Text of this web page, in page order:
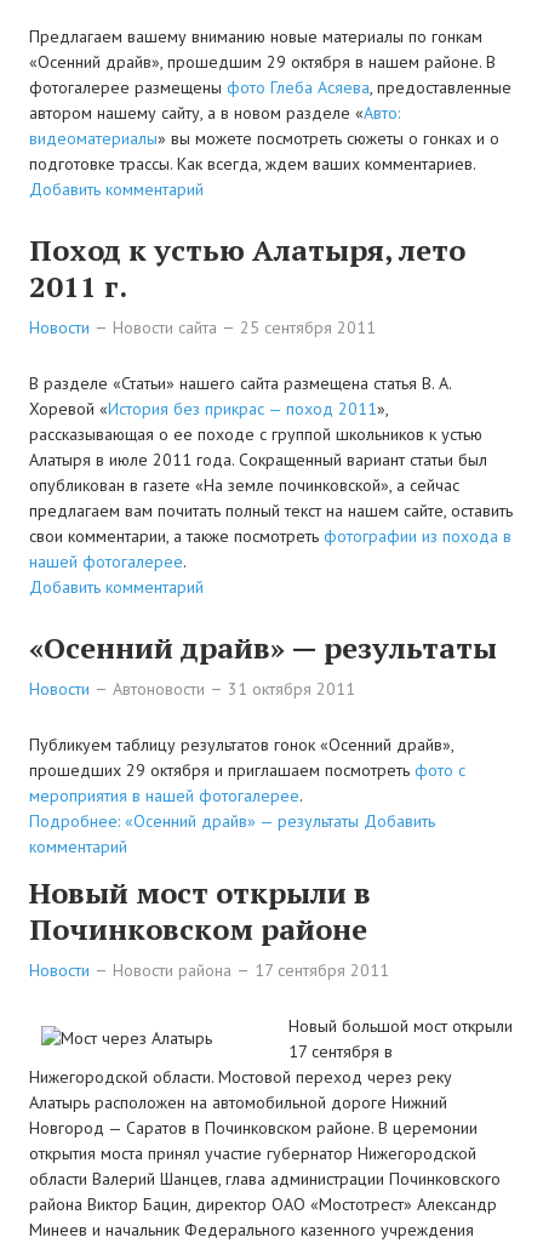
АРХИВ
Форум
Авто
Статьи
Автоновости
Авто: видеоматериалы
ПОИСК
Предлагаем вашему вниманию новые материалы по гонкам
«Осенний драйв», прошедшим 29 октября в нашем районе. В
фотогалерее размещены фото Глеба Асяева, предоставленные
автором нашему сайту, а в новом разделе «Авто:
видеоматериалы» вы можете посмотреть сюжеты о гонках и о
подготовке трассы. Как всегда, ждем ваших комментариев.
Добавить комментарий
Поход к устью Алатыря, лето
2011 г.
Новости Новости сайта 25 сентября 2011
В разделе «Статьи» нашего сайта размещена статья В. А.
Хоревой «История без прикрас — поход 2011»,
рассказывающая о ее походе с группой школьников к устью
Алатыря в июле 2011 года. Сокращенный вариант статьи был
опубликован в газете «На земле починковской», а сейчас
предлагаем вам почитать полный текст на нашем сайте, оставить
свои комментарии, а также посмотреть фотографии из похода в
нашей фотогалерее.
Добавить комментарий
«Осенний драйв» — результаты
Новости Автоновости 31 октября 2011
Публикуем таблицу результатов гонок «Осенний драйв»,
прошедших 29 октября и приглашаем посмотреть фото с
мероприятия в нашей фотогалерее.
Подробнее: «Осенний драйв» — результаты Добавить
комментарий
Новый мост открыли в
Починковском районе
Новости Новости района 17 сентября 2011
Новый большой мост открыли
17 сентября в
Нижегородской области. Мостовой переход через реку
Алатырь расположен на автомобильной дороге Нижний
Новгород — Саратов в Починковском районе. В церемонии
открытия моста принял участие губернатор Нижегородской
области Валерий Шанцев, глава администрации Починковского
района Виктор Бацин, директор ОАО «Мостотрест» Александр
Минеев и начальник Федерального казенного учреждения